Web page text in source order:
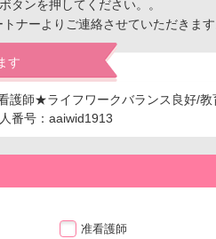
タンを押してください。。
ナーよりご連絡させていただきます
す
護師★ライフワークバランス良好/
番号：aaiwid1913
准看護師